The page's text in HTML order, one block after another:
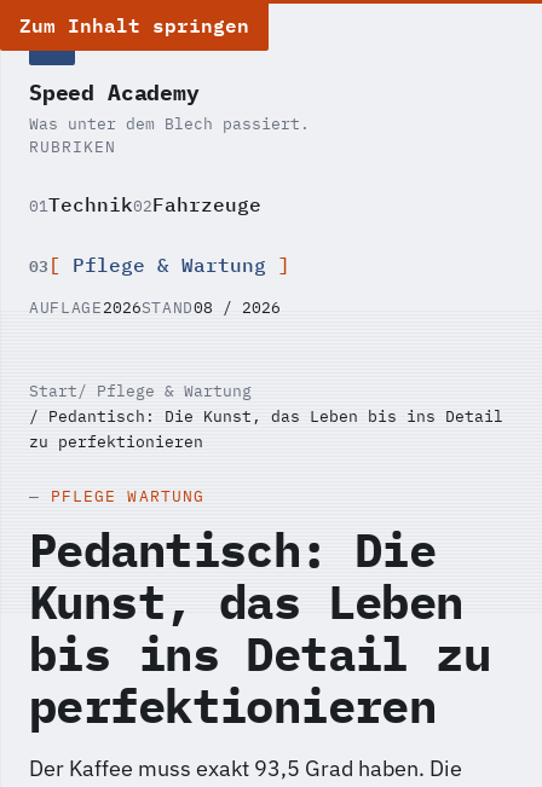
Zum Inhalt springen
SA
Speed Academy
Was unter dem Blech passiert.
RUBRIKEN
01Technik02Fahrzeuge
03 Pflege & Wartung
AUFLAGE2026STAND08 / 2026
Start
Pflege & Wartung
Pedantisch: Die Kunst, das Leben bis ins Detail
zu perfektionieren
PFLEGE WARTUNG
Pedantisch: Die
Kunst, das Leben
bis ins Detail zu
perfektionieren
Der Kaffee muss exakt 93,5 Grad haben. Die